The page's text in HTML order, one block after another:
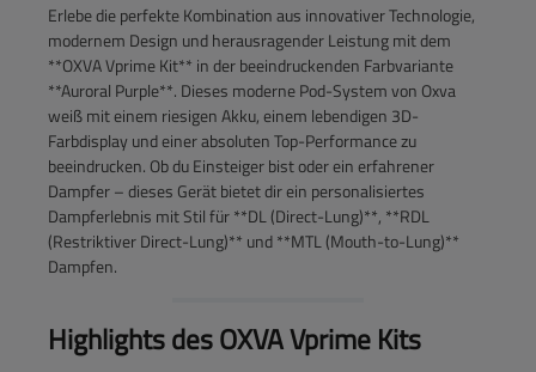
Erlebe die perfekte Kombination aus innovativer Technologie,
modernem Design und herausragender Leistung mit dem
**OXVA Vprime Kit** in der beeindruckenden Farbvariante
**Auroral Purple**. Dieses moderne Pod-System von Oxva
weiß mit einem riesigen Akku, einem lebendigen 3D-
Farbdisplay und einer absoluten Top-Performance zu
beeindrucken. Ob du Einsteiger bist oder ein erfahrener
Dampfer – dieses Gerät bietet dir ein personalisiertes
Dampferlebnis mit Stil für **DL (Direct-Lung)**, **RDL
(Restriktiver Direct-Lung)** und **MTL (Mouth-to-Lung)**
Dampfen.
Highlights des OXVA Vprime Kits